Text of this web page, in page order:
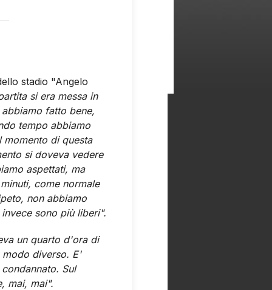
stadio "Angelo
si era messa in
fatto bene,
tempo abbiamo
di questa
si doveva vedere
aspettati, ma
come normale
non abbiamo
sono più liberi".
un quarto d'ora di
diverso. E'
Sul
mai, mai".